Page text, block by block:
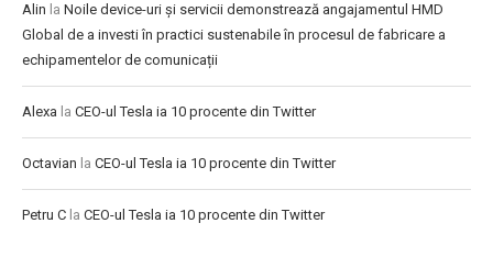
Alin la Noile device-uri și servicii demonstrează angajamentul HMD
Global de a investi în practici sustenabile în procesul de fabricare a
echipamentelor de comunicații
Alexa la CEO-ul Tesla ia 10 procente din Twitter
Octavian la CEO-ul Tesla ia 10 procente din Twitter
Petru C la CEO-ul Tesla ia 10 procente din Twitter